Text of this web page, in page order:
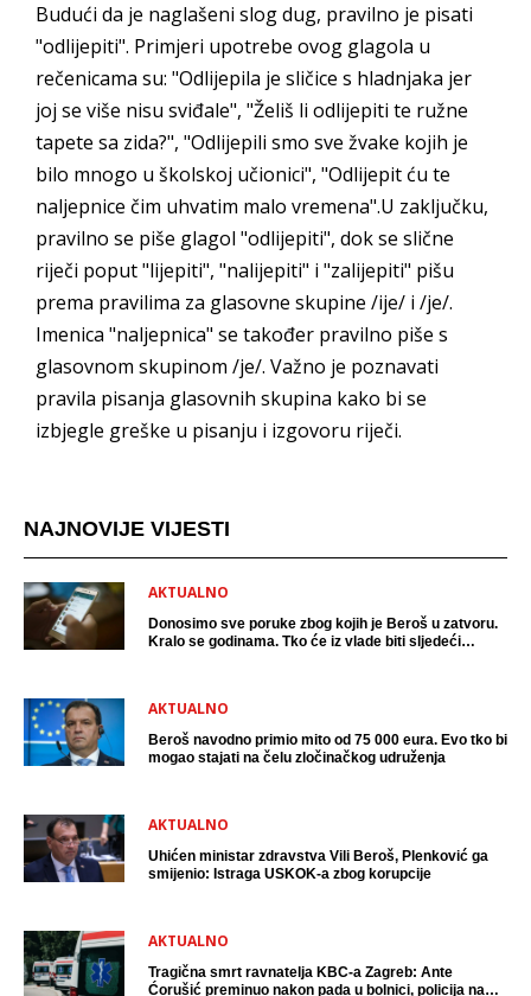
Budući da je naglašeni slog dug, pravilno je pisati
"odlijepiti". Primjeri upotrebe ovog glagola u
rečenicama su: "Odlijepila je sličice s hladnjaka jer
joj se više nisu sviđale", "Želiš li odlijepiti te ružne
tapete sa zida?", "Odlijepili smo sve žvake kojih je
bilo mnogo u školskoj učionici", "Odlijepit ću te
naljepnice čim uhvatim malo vremena".U zaključku,
pravilno se piše glagol "odlijepiti", dok se slične
riječi poput "lijepiti", "nalijepiti" i "zalijepiti" pišu
prema pravilima za glasovne skupine /ije/ i /je/.
Imenica "naljepnica" se također pravilno piše s
glasovnom skupinom /je/. Važno je poznavati
pravila pisanja glasovnih skupina kako bi se
izbjegle greške u pisanju i izgovoru riječi.
NAJNOVIJE VIJESTI
AKTUALNO
Donosimo sve poruke zbog kojih je Beroš u zatvoru.
Kralo se godinama. Tko će iz vlade biti sljedeći
AKTUALNO
Beroš navodno primio mito od 75 000 eura. Evo tko bi
mogao stajati na čelu zločinačkog udruženja
AKTUALNO
Uhićen ministar zdravstva Vili Beroš, Plenković ga
smijenio: Istraga USKOK-a zbog korupcije
AKTUALNO
Tragična smrt ravnatelja KBC-a Zagreb: Ante
Ćorušić preminuo nakon pada u bolnici, policija na